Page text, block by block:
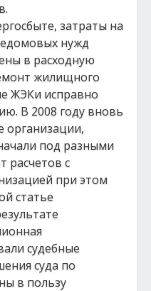
затраты на
нужд
в расходную
жилищного
ЖЭКи исправно
В 2008 году вновь
под разными
расчетов с
при этом
статье
судебные
суда по
в пользу